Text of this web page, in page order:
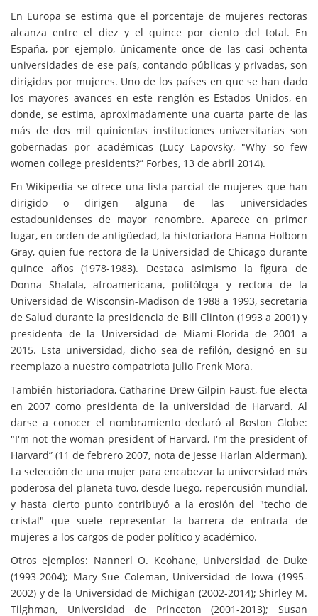
En Europa se estima que el porcentaje de mujeres rectoras
alcanza entre el diez y el quince por ciento del total. En
España, por ejemplo, únicamente once de las casi ochenta
universidades de ese país, contando públicas y privadas, son
dirigidas por mujeres. Uno de los países en que se han dado
los mayores avances en este renglón es Estados Unidos, en
donde, se estima, aproximadamente una cuarta parte de las
más de dos mil quinientas instituciones universitarias son
gobernadas por académicas (Lucy Lapovsky, "Why so few
women college presidents?” Forbes, 13 de abril 2014).
En Wikipedia se ofrece una lista parcial de mujeres que han
dirigido o dirigen alguna de las universidades
estadounidenses de mayor renombre. Aparece en primer
lugar, en orden de antigüedad, la historiadora Hanna Holborn
Gray, quien fue rectora de la Universidad de Chicago durante
quince años (1978-1983). Destaca asimismo la figura de
Donna Shalala, afroamericana, politóloga y rectora de la
Universidad de Wisconsin-Madison de 1988 a 1993, secretaria
de Salud durante la presidencia de Bill Clinton (1993 a 2001) y
presidenta de la Universidad de Miami-Florida de 2001 a
2015. Esta universidad, dicho sea de refilón, designó en su
reemplazo a nuestro compatriota Julio Frenk Mora.
También historiadora, Catharine Drew Gilpin Faust, fue electa
en 2007 como presidenta de la universidad de Harvard. Al
darse a conocer el nombramiento declaró al Boston Globe:
"I'm not the woman president of Harvard, I'm the president of
Harvard” (11 de febrero 2007, nota de Jesse Harlan Alderman).
La selección de una mujer para encabezar la universidad más
poderosa del planeta tuvo, desde luego, repercusión mundial,
y hasta cierto punto contribuyó a la erosión del "techo de
cristal" que suele representar la barrera de entrada de
mujeres a los cargos de poder político y académico.
Otros ejemplos: Nannerl O. Keohane, Universidad de Duke
(1993-2004); Mary Sue Coleman, Universidad de Iowa (1995-
2002) y de la Universidad de Michigan (2002-2014); Shirley M.
Tilghman, Universidad de Princeton (2001-2013); Susan